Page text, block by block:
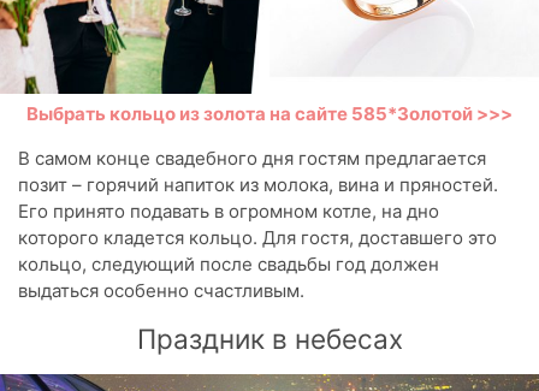
Выбрать кольцо из золота на сайте 585*Золотой >>>
В самом конце свадебного дня гостям предлагается
позит – горячий напиток из молока, вина и пряностей.
Его принято подавать в огромном котле, на дно
которого кладется кольцо. Для гостя, доставшего это
кольцо, следующий после свадьбы год должен
выдаться особенно счастливым.
Праздник в небесах